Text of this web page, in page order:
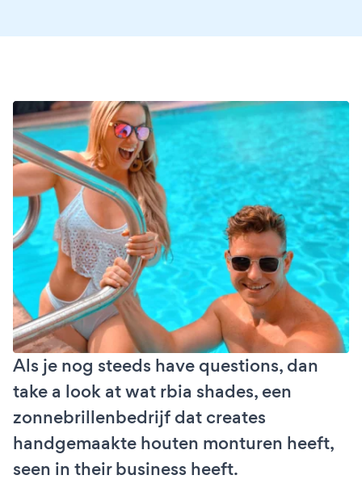
Als je nog steeds have questions, dan
take a look at wat rbia shades, een
zonnebrillenbedrijf dat creates
handgemaakte houten monturen heeft,
seen in their business heeft.